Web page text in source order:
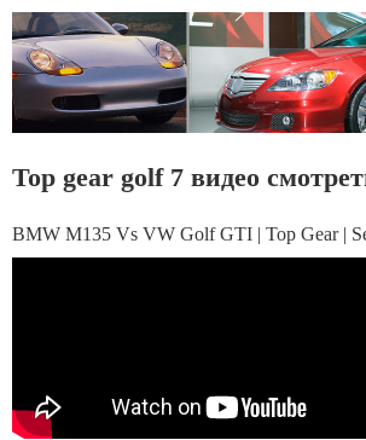
Top gear golf 7 видео
BMW M135 Vs VW Golf GTI | Top Gear |